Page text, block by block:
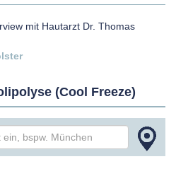
mit Hautarzt Dr. Thomas
(Cool Freeze)